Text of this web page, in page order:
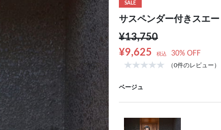
SALE
サスペンダー付きスエ
¥13,750
¥9,625
税込 30% OFF
（0件のレビュー）
ベージュ